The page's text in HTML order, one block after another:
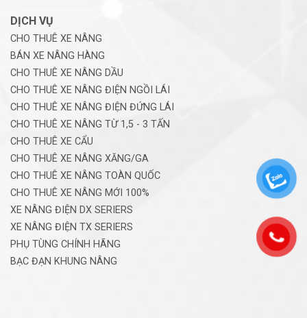
DỊCH VỤ
CHO THUÊ XE NÂNG
BÁN XE NÂNG HÀNG
CHO THUÊ XE NÂNG DẦU
CHO THUÊ XE NÂNG ĐIỆN NGỒI LÁI
CHO THUÊ XE NÂNG ĐIỆN ĐỨNG LÁI
CHO THUÊ XE NÂNG TỪ 1,5 - 3 TẤN
CHO THUÊ XE CẨU
CHO THUÊ XE NÂNG XĂNG/GA
CHO THUÊ XE NÂNG TOÀN QUỐC
CHO THUÊ XE NÂNG MỚI 100%
XE NÂNG ĐIỆN DX SERIERS
XE NÂNG ĐIỆN TX SERIERS
PHỤ TÙNG CHÍNH HÃNG
BẠC ĐẠN KHUNG NÂNG